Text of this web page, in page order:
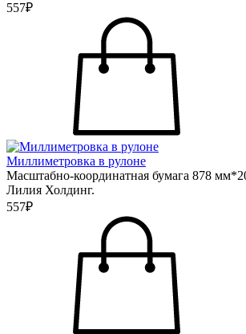
557₽
Миллиметровка в рулоне
Масштабно-координатная бумага 878
Лилия Холдинг.
557₽